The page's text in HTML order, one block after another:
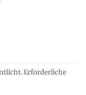
Erforderliche